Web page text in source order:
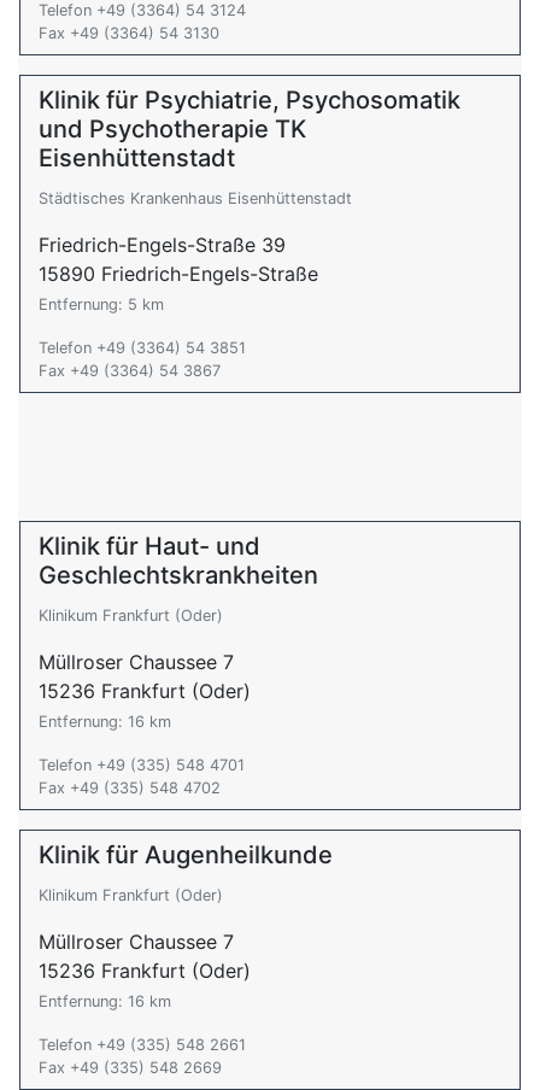
Telefon +49 (3364) 54 3124
Fax +49 (3364) 54 3130
Klinik für Psychiatrie, Psychosomatik
und Psychotherapie TK
Eisenhüttenstadt
Städtisches Krankenhaus Eisenhüttenstadt
Friedrich-Engels-Straße 39
15890 Friedrich-Engels-Straße
Entfernung: 5 km
Telefon +49 (3364) 54 3851
Fax +49 (3364) 54 3867
Klinik für Haut- und
Geschlechtskrankheiten
Klinikum Frankfurt (Oder)
Müllroser Chaussee 7
15236 Frankfurt (Oder)
Entfernung: 16 km
Telefon +49 (335) 548 4701
Fax +49 (335) 548 4702
Klinik für Augenheilkunde
Klinikum Frankfurt (Oder)
Müllroser Chaussee 7
15236 Frankfurt (Oder)
Entfernung: 16 km
Telefon +49 (335) 548 2661
Fax +49 (335) 548 2669